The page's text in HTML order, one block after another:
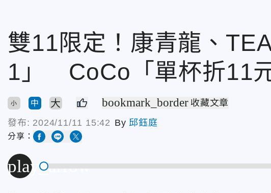
雙11限定！康青龍、
1」 CoCo「單杯折11元
小 中 大 bookmark_border 收藏文章
發布: 2024/11/11 15:42 By邱鈺庭
分享：
play_arrow